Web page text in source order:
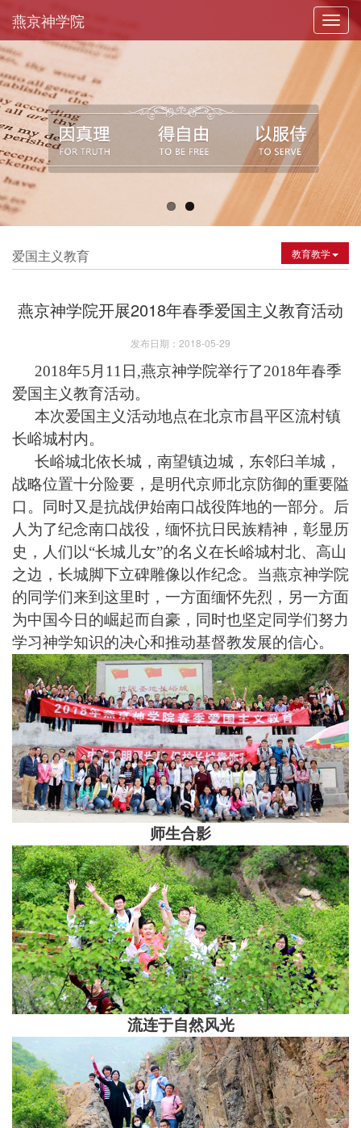
燕京神学院
教育教学
爱国主义教育
燕京神学院开展2018年春季爱国主义教育活动
发布日期：2018-05-29
2018年5月11日,燕京神学院举行了2018年春季
爱国主义教育活动。
本次爱国主义活动地点在北京市昌平区流村镇
长峪城村内。
长峪城北依长城，南望镇边城，东邻臼羊城，
战略位置十分险要，是明代京师北京防御的重要隘
口。同时又是抗战伊始南口战役阵地的一部分。后
人为了纪念南口战役，缅怀抗日民族精神，彰显历
史，人们以“长城儿女”的名义在长峪城村北、高山
之边，长城脚下立碑雕像以作纪念。当燕京神学院
的同学们来到这里时，一方面缅怀先烈，另一方面
为中国今日的崛起而自豪，同时也坚定同学们努力
学习神学知识的决心和推动基督教发展的信心。
师生合影
流连于自然风光